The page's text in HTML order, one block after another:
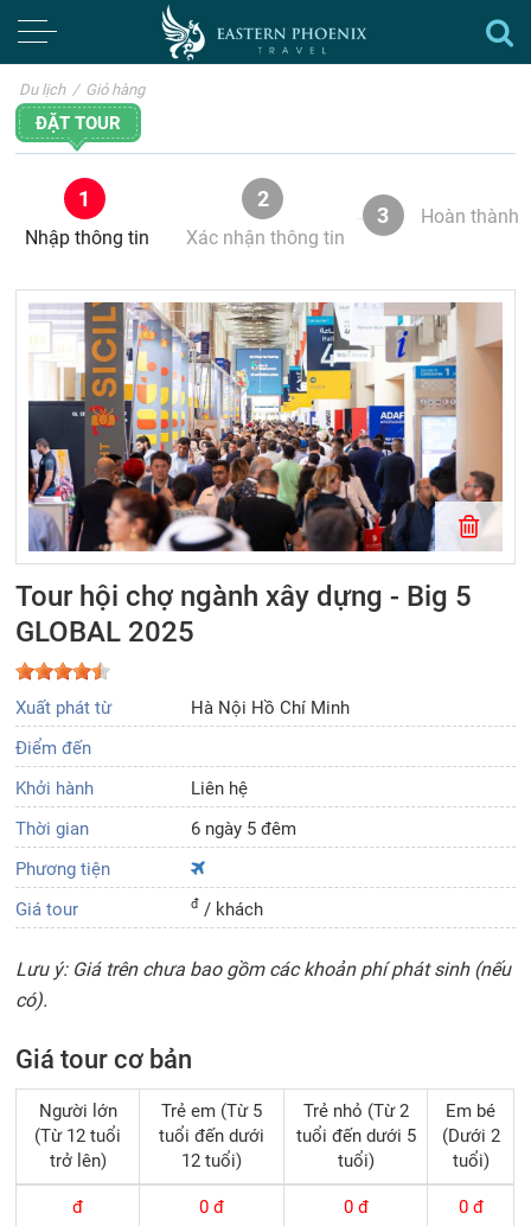
Du lịch / Giỏ hàng
ĐẶT TOUR
1
Nhập thông tin
2
Xác nhận thông tin
3 Hoàn thành
Tour hội chợ ngành xây dựng - Big 5
GLOBAL 2025
Xuất phát từ
Hà Nội Hồ Chí Minh
Điểm đến
Khởi hành
Liên hệ
Thời gian
6 ngày 5 đêm
Phương tiện
Giá tour
đ / khách
Lưu ý: Giá trên chưa bao gồm các khoản phí phát sinh (nếu
có).
Giá tour cơ bản
Người lớn
(Từ 12 tuổi
trở lên)
Trẻ em (Từ 5
tuổi đến dưới
12 tuổi)
Trẻ nhỏ (Từ 2
tuổi đến dưới 5
tuổi)
Em bé
(Dưới 2
tuổi)
đ 0 đ 0đ 0đ